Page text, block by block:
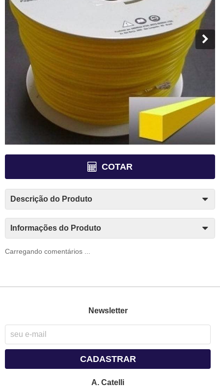
COTAR
Descrição do Produto
Informações do Produto
Carregando comentários ...
Newsletter
CADASTRAR
A. Catelli